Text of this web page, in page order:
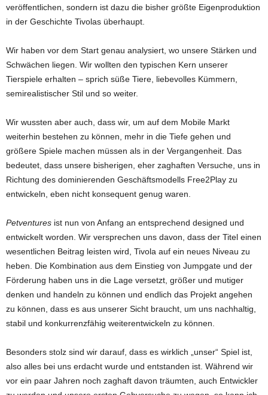
veröffentlichen, sondern ist dazu die bisher größte Eigenproduktion
in der Geschichte Tivolas überhaupt.
Wir haben vor dem Start genau analysiert, wo unsere Stärken und
Schwächen liegen. Wir wollten den typischen Kern unserer
Tierspiele erhalten – sprich süße Tiere, liebevolles Kümmern,
semirealistischer Stil und so weiter.
Wir wussten aber auch, dass wir, um auf dem Mobile Markt
weiterhin bestehen zu können, mehr in die Tiefe gehen und
größere Spiele machen müssen als in der Vergangenheit. Das
bedeutet, dass unsere bisherigen, eher zaghaften Versuche, uns in
Richtung des dominierenden Geschäftsmodells Free2Play zu
entwickeln, eben nicht konsequent genug waren.
Petventures ist nun von Anfang an entsprechend designed und
entwickelt worden. Wir versprechen uns davon, dass der Titel einen
wesentlichen Beitrag leisten wird, Tivola auf ein neues Niveau zu
heben. Die Kombination aus dem Einstieg von Jumpgate und der
Förderung haben uns in die Lage versetzt, größer und mutiger
denken und handeln zu können und endlich das Projekt angehen
zu können, dass es aus unserer Sicht braucht, um uns nachhaltig,
stabil und konkurrenzfähig weiterentwickeln zu können.
Besonders stolz sind wir darauf, dass es wirklich „unser“ Spiel ist,
also alles bei uns erdacht wurde und entstanden ist. Während wir
vor ein paar Jahren noch zaghaft davon träumten, auch Entwickler